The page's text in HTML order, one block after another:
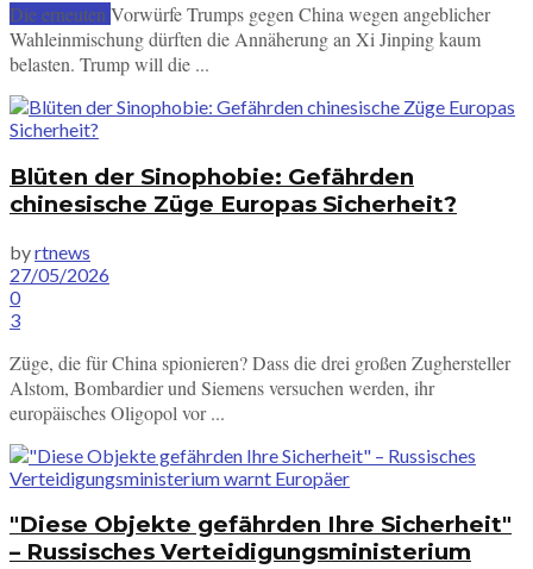
SUBSCRIBE
Die erneuten Vorwürfe Trumps gegen China wegen angeblicher
Wahleinmischung dürften die Annäherung an Xi Jinping kaum
belasten. Trump will die ...
Blüten der Sinophobie: Gefährden
chinesische Züge Europas Sicherheit?
byrtnews
27/05/2026
0
3
Züge, die für China spionieren? Dass die drei großen Zughersteller
Alstom, Bombardier und Siemens versuchen werden, ihr
europäisches Oligopol vor ...
"Diese Objekte gefährden Ihre Sicherheit"
– Russisches Verteidigungsministerium